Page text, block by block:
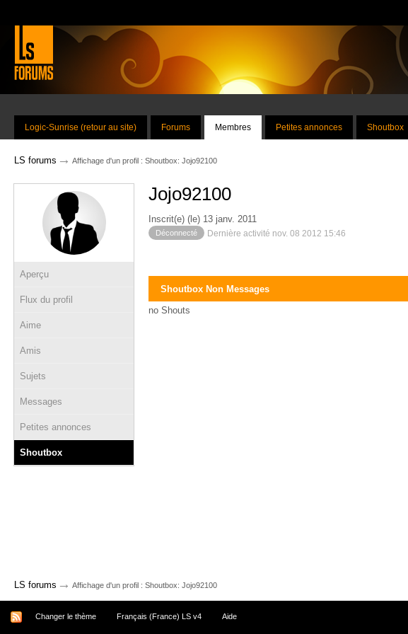
Logic-Sunrise (retour au site) Forums Membres Petites annonces Shoutbox
LS forums → Affichage d'un profil : Shoutbox: Jojo92100
Aperçu
Flux du profil
Aime
Amis
Sujets
Messages
Petites annonces
Shoutbox
Jojo92100
Inscrit(e) (le) 13 janv. 2011
Déconnecté Dernière activité nov. 08 2012 15:46
Shoutbox Non Messages
no Shouts
LS forums → Affichage d'un profil : Shoutbox: Jojo92100
Changer le thème Français (France) LS v4 Aide